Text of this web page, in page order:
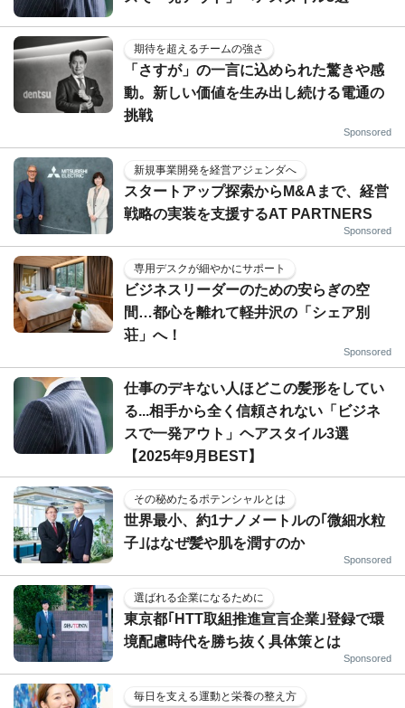
期待を超えるチームの強さ
「さすが」の一言に込められた驚きや感
動。新しい価値を生み出し続ける電通の
挑戦
Sponsored
新規事業開発を経営アジェンダへ
スタートアップ探索からM&Aまで、経営
戦略の実装を支援するAT PARTNERS
Sponsored
専用デスクが細やかにサポート
ビジネスリーダーのための安らぎの空
間…都心を離れて軽井沢の「シェア別
荘」へ！
Sponsored
仕事のデキない人ほどこの髪形をしてい
る...相手から全く信頼されない「ビジネ
スで一発アウト」ヘアスタイル3選
【2025年9月BEST】
その秘めたるポテンシャルとは
世界最小、約1ナノメートルの｢微細水粒
子｣はなぜ髪や肌を潤すのか
Sponsored
選ばれる企業になるために
東京都｢HTT取組推進宣言企業｣登録で環
境配慮時代を勝ち抜く具体策とは
Sponsored
毎日を支える運動と栄養の整え方